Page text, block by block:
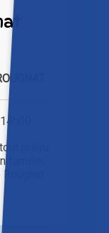
prévu
famille,
: